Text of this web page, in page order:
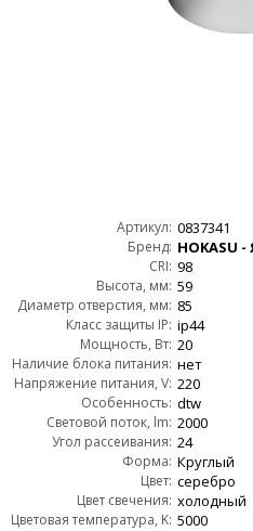
Артикул: 0837341
Бренд: HOKASU
CRI: 98
Высота, мм: 59
Диаметр отверстия, мм: 85
Класс защиты IP: ip44
Мощность, Вт: 20
Наличие блока питания: нет
Напряжение питания, V: 220
Особенность: dtw
Световой поток, lm: 2000
Угол рассеивания: 24
Форма: Круглый
Цвет: серебро
Цвет свечения: холодный
Цветовая температура, K: 5000